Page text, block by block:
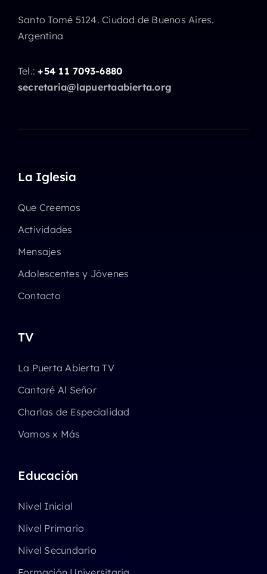
Santo Tomé 5124. Ciudad de Buenos Aires.
Argentina
Tel.:+54 11 7093-6880
secretaria@lapuertaabierta.org
La Iglesia
Que Creemos
Actividades
Mensajes
Adolescentes y Jóvenes
Contacto
TV
La Puerta Abierta TV
Cantaré Al Señor
Charlas de Especialidad
Vamos x Más
Educación
Nivel Inicial
Nivel Primario
Nivel Secundario